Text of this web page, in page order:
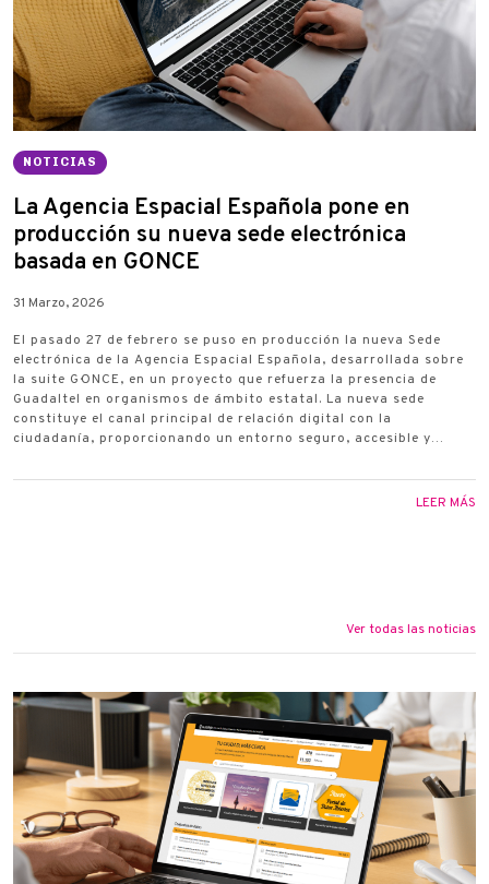
NOTICIAS
La Agencia Espacial Española pone en
producción su nueva sede electrónica
basada en G·ONCE
31 Marzo, 2026
El pasado 27 de febrero se puso en producción la nueva Sede
electrónica de la Agencia Espacial Española, desarrollada sobre
la suite G·ONCE, en un proyecto que refuerza la presencia de
Guadaltel en organismos de ámbito estatal. La nueva sede
constituye el canal principal de relación digital con la
ciudadanía, proporcionando un entorno seguro, accesible y…
LEER MÁS
Ver todas las noticias